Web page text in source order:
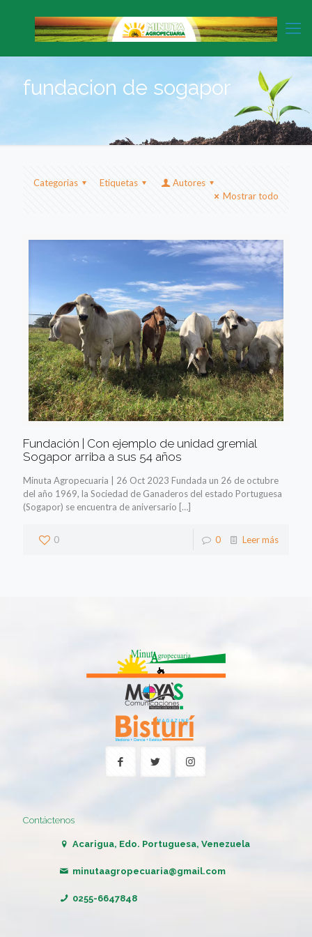
fundacion de sogapor
Categorias Etiquetas
Autores
Mostrar todo
Fundación | Con ejemplo de unidad gremial
Sogapor arriba a sus 54 años
Minuta Agropecuaria | 26 Oct 2023 Fundada un 26 de octubre
del año 1969, la Sociedad de Ganaderos del estado Portuguesa
(Sogapor) se encuentra de aniversario […]
0 0 Leer más
Contáctenos
Acarigua, Edo. Portuguesa, Venezuela
minutaagropecuaria@gmail.com
0255-6647848